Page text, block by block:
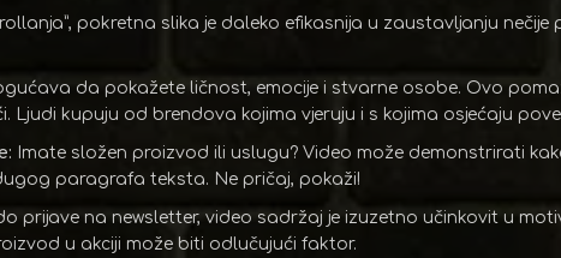
pokretna slika je daleko efikasnija u zaustavljanju
da pokažete ličnost, emocije i stvarne osobe. Ovo
Ljudi kupuju od brendova kojima vjeruju i s kojima osjećaju
Imate složen proizvod ili uslugu? Video može demonstrirati
paragrafa teksta. Ne pričaj, pokaži!
prijave na newsletter, video sadržaj je izuzetno učinkovit u
u akciji može biti odlučujući faktor.